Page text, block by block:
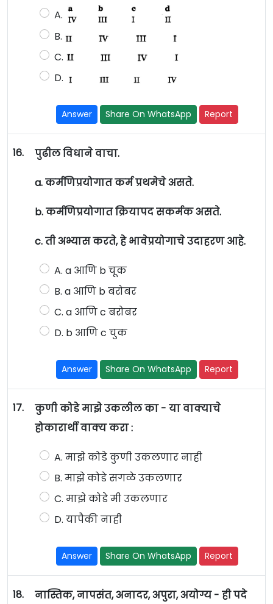
A.
B.
C.
D.
Answer Share On WhatsApp Report
16. पुढील विधाने वाचा.
a. कर्मणिप्रयोगात कर्म प्रथमेचे असते.
b. कर्मणिप्रयोगात क्रियापद सकर्मक असते.
c. ती अभ्यास करते, हे भावेप्रयोगाचे उदाहरण आहे.
A. a आणि b चूक
B. a आणि b बरोबर
C. a आणि c बरोबर
D. b आणि c चुक
Answer Share On WhatsApp Report
17.
कुणी कोडे माझे उकलील का - या वाक्याचे
होकारार्थी वाक्य करा :
A. माझे कोडे कुणी उकलणार नाही
B. माझे कोडे सगळे उकलणार
C. माझे कोडे मी उकलणार
D. यापैकी नाही
Answer Share On WhatsApp Report
18.
नास्तिक, नापसंत, अनादर, अपुरा, अयोग्य - ही पदे